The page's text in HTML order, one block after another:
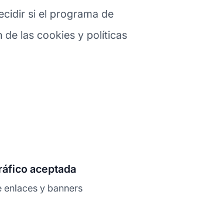
si el programa de
de las cookies y políticas
aceptada
enlaces y banners